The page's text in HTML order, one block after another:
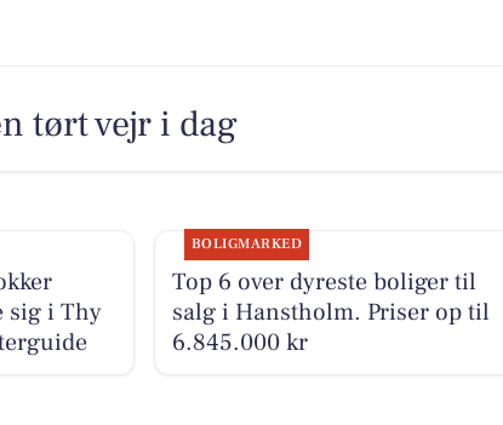
tørt vejr i dag
sig i Thy
BOLIGMARKED
Top 6 over dyreste boliger til
salg i Hanstholm. Priser op til
6.845.000 kr